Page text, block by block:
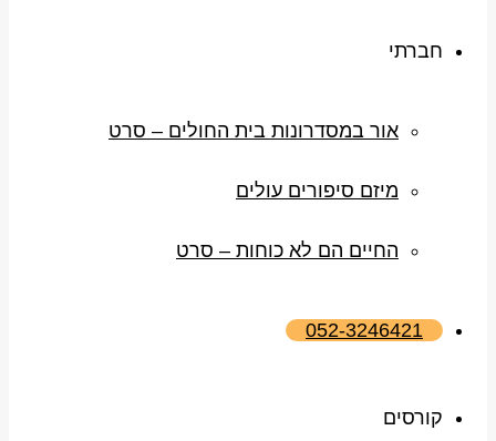
חברתי
אור במסדרונות בית החולים – סרט
מיזם סיפורים עולים
החיים הם לא כוחות – סרט
052-3246421
קורסים